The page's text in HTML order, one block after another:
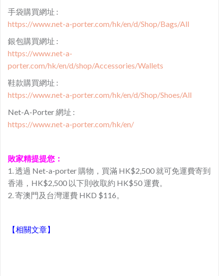
手袋購買網址 :
https://www.net-a-porter.com/hk/en/d/Shop/Bags/All
銀包購買網址 :
https://www.net-a-
porter.com/hk/en/d/shop/Accessories/Wallets
鞋款購買網址 :
https://www.net-a-porter.com/hk/en/d/Shop/Shoes/All
Net-A-Porter 網址 :
https://www.net-a-porter.com/hk/en/
敗家精提提您：
1. 透過 Net-a-porter 購物，買滿 HK$2,500 就可免運費寄到
香港，HK$2,500 以下則收取約 HK$50 運費。
2. 寄澳門及台灣運費 HKD $116。
【相關文章】